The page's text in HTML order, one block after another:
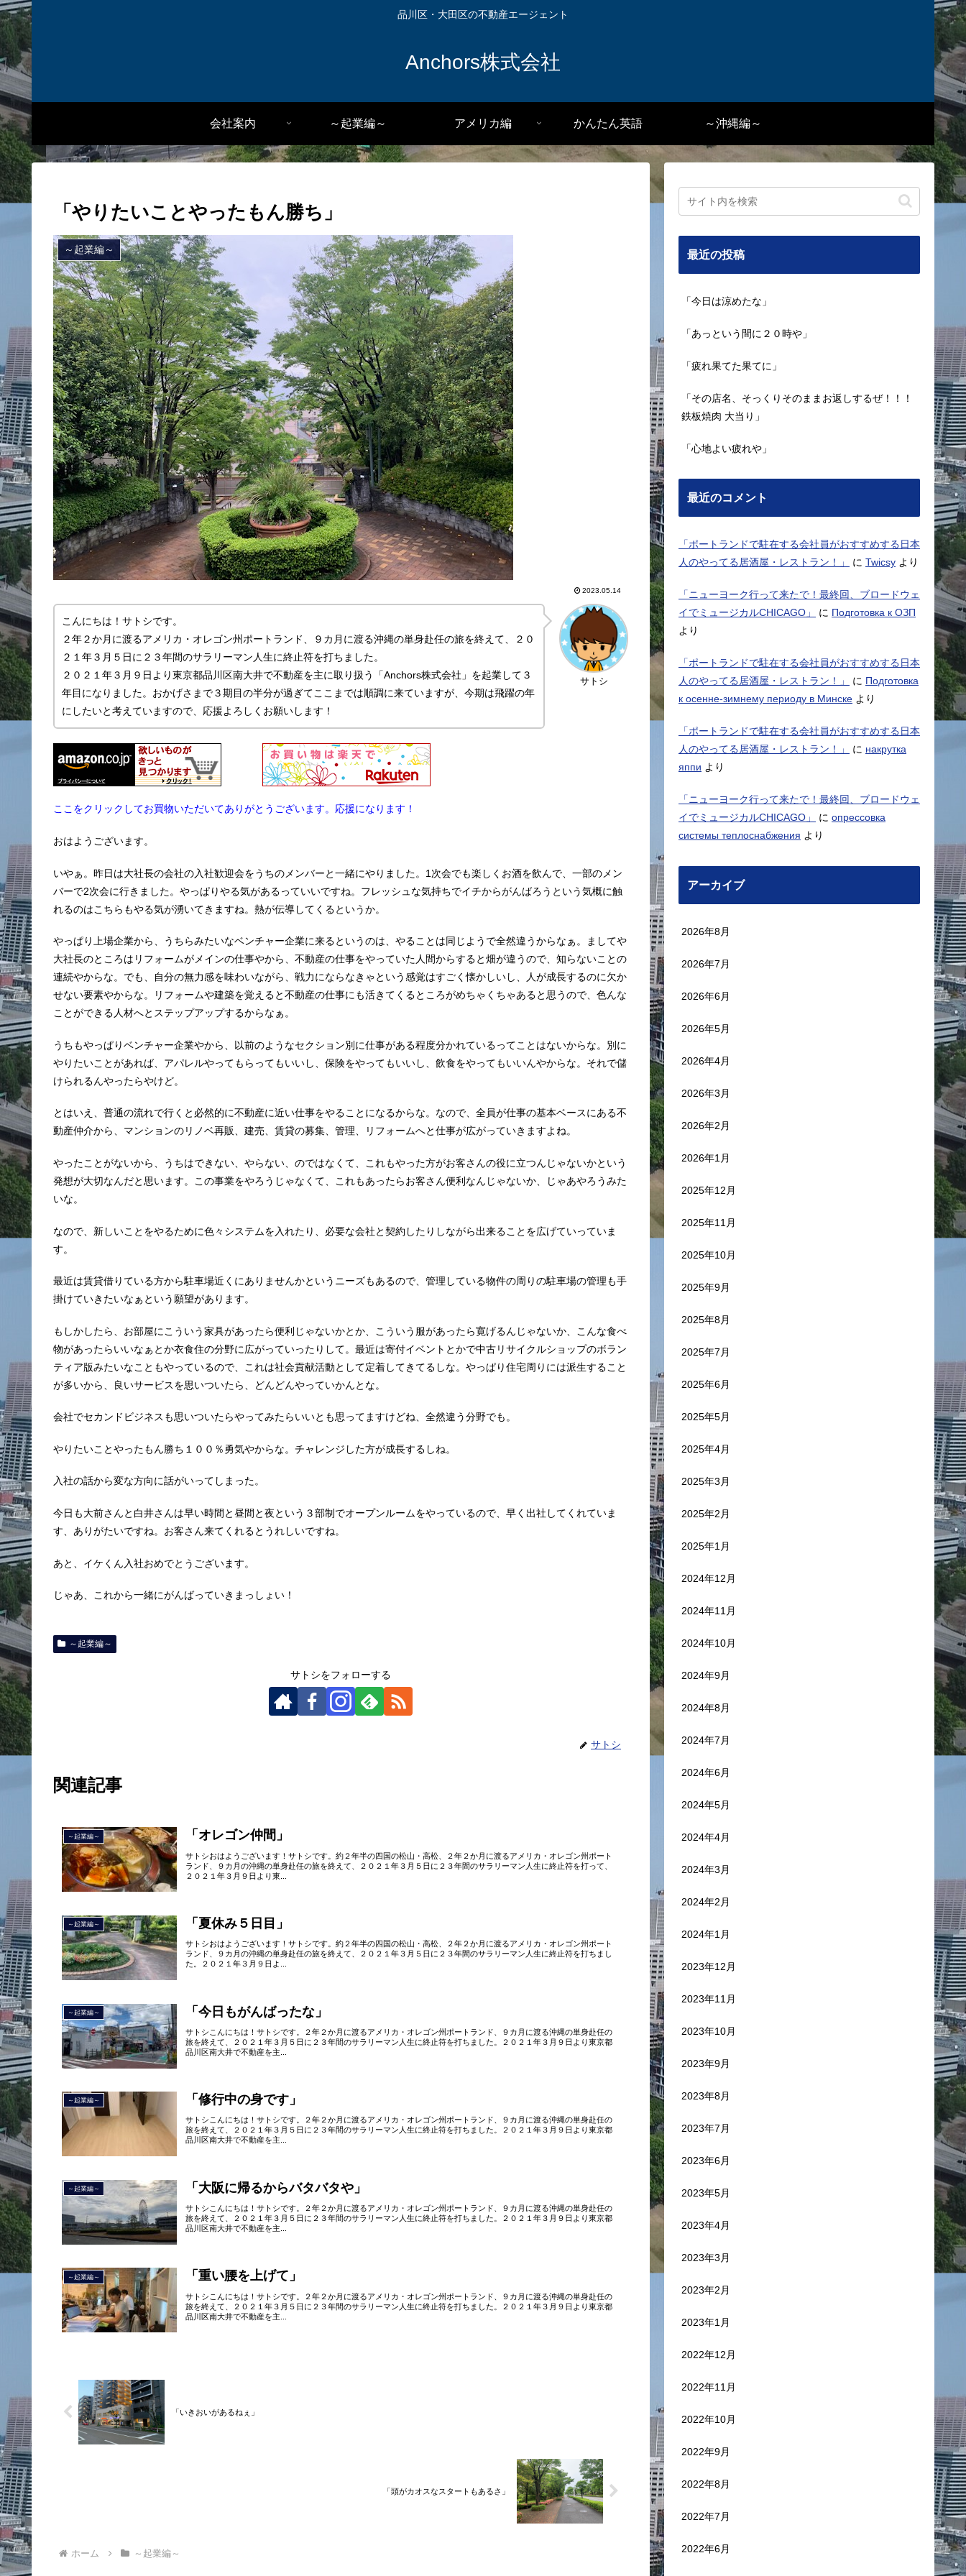
品川区・大田区の不動産エージェント
Anchors株式会社
会社案内 ～起業編～ アメリカ編 かんたん英語 ～沖縄編～
「やりたいことやったもん勝ち」
～起業編～
2023.05.14
サトシ
こんにちは！サトシです。
２年２か月に渡るアメリカ・オレゴン州ポートランド、９カ月に渡る沖縄の単身赴任の旅を終えて、２０
２１年３月５日に２３年間のサラリーマン人生に終止符を打ちました。
２０２１年３月９日より東京都品川区南大井で不動産を主に取り扱う「Anchors株式会社」を起業して３
年目になりました。おかげさまで３期目の半分が過ぎてここまでは順調に来ていますが、今期は飛躍の年
にしたいと考えていますので、応援よろしくお願いします！
ここをクリックしてお買物いただいてありがとうございます。応援になります！
おはようございます。
いやぁ。昨日は大社長の会社の入社歓迎会をうちのメンバーと一緒にやりました。1次会でも楽しくお酒を飲んで、一部のメン
バーで2次会に行きました。やっぱりやる気があるっていいですね。フレッシュな気持ちでイチからがんばろうという気概に触
れるのはこちらもやる気が湧いてきますね。熱が伝導してくるというか。
やっぱり上場企業から、うちらみたいなベンチャー企業に来るというのは、やることは同じようで全然違うからなぁ。ましてや
大社長のところはリフォームがメインの仕事やから、不動産の仕事をやっていた人間からすると畑が違うので、知らないことの
連続やからな。でも、自分の無力感を味わいながら、戦力にならなきゃという感覚はすごく懐かしいし、人が成長するのに欠か
せない要素やからな。リフォームや建築を覚えると不動産の仕事にも活きてくるところがめちゃくちゃあると思うので、色んな
ことができる人材へとステップアップするからなぁ。
うちもやっぱりベンチャー企業やから、以前のようなセクション別に仕事がある程度分かれているってことはないからな。別に
やりたいことがあれば、アパレルやってもらってもいいし、保険をやってもいいし、飲食をやってもいいんやからな。それで儲
けられるんやったらやけど。
とはいえ、普通の流れで行くと必然的に不動産に近い仕事をやることになるからな。なので、全員が仕事の基本ベースにある不
動産仲介から、マンションのリノベ再販、建売、賃貸の募集、管理、リフォームへと仕事が広がっていきますよね。
やったことがないから、うちはできない、やらない、のではなくて、これもやった方がお客さんの役に立つんじゃないかという
発想が大切なんだと思います。この事業をやろうじゃなくて、これもあったらお客さん便利なんじゃないか、じゃあやろうみた
いな。
なので、新しいことをやるために色々システムを入れたり、必要な会社と契約したりしながら出来ることを広げていっていま
す。
最近は賃貸借りている方から駐車場近くにありませんかというニーズもあるので、管理している物件の周りの駐車場の管理も手
掛けていきたいなぁという願望があります。
もしかしたら、お部屋にこういう家具があったら便利じゃないかとか、こういう服があったら寛げるんじゃないか、こんな食べ
物があったらいいなぁとか衣食住の分野に広がっていったりして。最近は寄付イベントとかで中古リサイクルショップのボラン
ティア版みたいなこともやっているので、これは社会貢献活動として定着してきてるしな。やっぱり住宅周りには派生すること
が多いから、良いサービスを思いついたら、どんどんやっていかんとな。
会社でセカンドビジネスも思いついたらやってみたらいいとも思ってますけどね、全然違う分野でも。
やりたいことやったもん勝ち１００％勇気やからな。チャレンジした方が成長するしね。
入社の話から変な方向に話がいってしまった。
今日も大前さんと白井さんは早い時間と昼間と夜という３部制でオープンルームをやっているので、早く出社してくれていま
す、ありがたいですね。お客さん来てくれるとうれしいですね。
あと、イケくん入社おめでとうございます。
じゃあ、これから一緒にがんばっていきまっしょい！
～起業編～
サトシをフォローする
サトシ
関連記事
～起業編～ 「オレゴン仲間」
サトシおはようございます！サトシです。約２年半の四国の松山・高松、２年２か月に渡るアメリカ・オレゴン州ポート
ランド、９カ月の沖縄の単身赴任の旅を終えて、２０２１年３月５日に２３年間のサラリーマン人生に終止符を打って、
２０２１年３月９日より東...
～起業編～ 「夏休み５日目」
サトシおはようございます！サトシです。約２年半の四国の松山・高松、２年２か月に渡るアメリカ・オレゴン州ポート
ランド、９カ月の沖縄の単身赴任の旅を終えて、２０２１年３月５日に２３年間のサラリーマン人生に終止符を打ちまし
た。２０２１年３月９日よ...
～起業編～ 「今日もがんばったな」
サトシこんにちは！サトシです。２年２か月に渡るアメリカ・オレゴン州ポートランド、９カ月に渡る沖縄の単身赴任の
旅を終えて、２０２１年３月５日に２３年間のサラリーマン人生に終止符を打ちました。２０２１年３月９日より東京都
品川区南大井で不動産を主...
～起業編～ 「修行中の身です」
サトシこんにちは！サトシです。２年２か月に渡るアメリカ・オレゴン州ポートランド、９カ月に渡る沖縄の単身赴任の
旅を終えて、２０２１年３月５日に２３年間のサラリーマン人生に終止符を打ちました。２０２１年３月９日より東京都
品川区南大井で不動産を主...
～起業編～ 「大阪に帰るからバタバタや」
サトシこんにちは！サトシです。２年２か月に渡るアメリカ・オレゴン州ポートランド、９カ月に渡る沖縄の単身赴任の
旅を終えて、２０２１年３月５日に２３年間のサラリーマン人生に終止符を打ちました。２０２１年３月９日より東京都
品川区南大井で不動産を主...
～起業編～ 「重い腰を上げて」
サトシこんにちは！サトシです。２年２か月に渡るアメリカ・オレゴン州ポートランド、９カ月に渡る沖縄の単身赴任の
旅を終えて、２０２１年３月５日に２３年間のサラリーマン人生に終止符を打ちました。２０２１年３月９日より東京都
品川区南大井で不動産を主...
「いきおいがあるねぇ」
「頭がカオスなスタートもあるさ」
ホーム ～起業編～
最近の投稿
「今日は涼めたな」
「あっという間に２０時や」
「疲れ果てた果てに」
「その店名、そっくりそのままお返しするぜ！！！
鉄板焼肉 大当り」
「心地よい疲れや」
最近のコメント
「ポートランドで駐在する会社員がおすすめする日本
人のやってる居酒屋・レストラン！」
に Twicsy より
「ニューヨーク行って来たで！最終回、ブロードウェ
イでミュージカルCHICAGO」
に Подготовка к ОЗП
より
「ポートランドで駐在する会社員がおすすめする日本
人のやってる居酒屋・レストラン！」
に Подготовка
к осенне-зимнему периоду в Минске より
「ポートランドで駐在する会社員がおすすめする日本
人のやってる居酒屋・レストラン！」
に накрутка
яппи より
「ニューヨーク行って来たで！最終回、ブロードウェ
イでミュージカルCHICAGO」
に опрессовка
системы теплоснабжения より
アーカイブ
2026年8月
2026年7月
2026年6月
2026年5月
2026年4月
2026年3月
2026年2月
2026年1月
2025年12月
2025年11月
2025年10月
2025年9月
2025年8月
2025年7月
2025年6月
2025年5月
2025年4月
2025年3月
2025年2月
2025年1月
2024年12月
2024年11月
2024年10月
2024年9月
2024年8月
2024年7月
2024年6月
2024年5月
2024年4月
2024年3月
2024年2月
2024年1月
2023年12月
2023年11月
2023年10月
2023年9月
2023年8月
2023年7月
2023年6月
2023年5月
2023年4月
2023年3月
2023年2月
2023年1月
2022年12月
2022年11月
2022年10月
2022年9月
2022年8月
2022年7月
2022年6月